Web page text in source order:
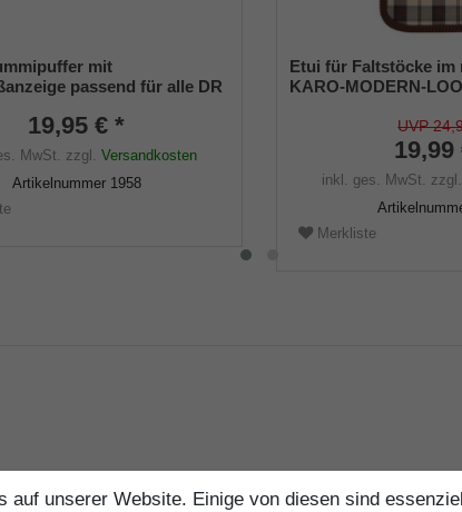
mit
passend für alle DR
System
19,95 € *
MwSt. zzgl. Versandkosten
Artikelnummer 1958
Etui für Faltstöcke im
KARO-MODERN-
UVP
19,99
inkl. ges. MwSt.
Merkliste
auf unserer Website. Einige von diesen sind